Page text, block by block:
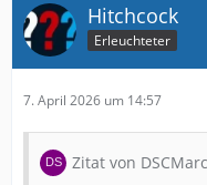
Hitchcock
Erleuchteter
7. April 2026 um 14:57
Zitat von